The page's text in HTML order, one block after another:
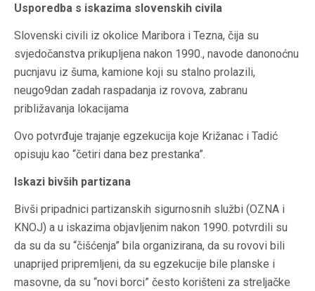
Usporedba s iskazima slovenskih civila
Slovenski civili iz okolice Maribora i Tezna, čija su
svjedočanstva prikupljena nakon 1990., navode danonoćnu
pucnjavu iz šuma, kamione koji su stalno prolazili,
neugo9dan zadah raspadanja iz rovova, zabranu
približavanja lokacijama
Ovo potvrđuje trajanje egzekucija koje Križanac i Tadić
opisuju kao “četiri dana bez prestanka”.
Iskazi bivših partizana
Bivši pripadnici partizanskih sigurnosnih službi (OZNA i
KNOJ) a u iskazima objavljenim nakon 1990. potvrdili su
da su da su “čišćenja” bila organizirana, da su rovovi bili
unaprijed pripremljeni, da su egzekucije bile planske i
masovne, da su “novi borci” često korišteni za streljačke